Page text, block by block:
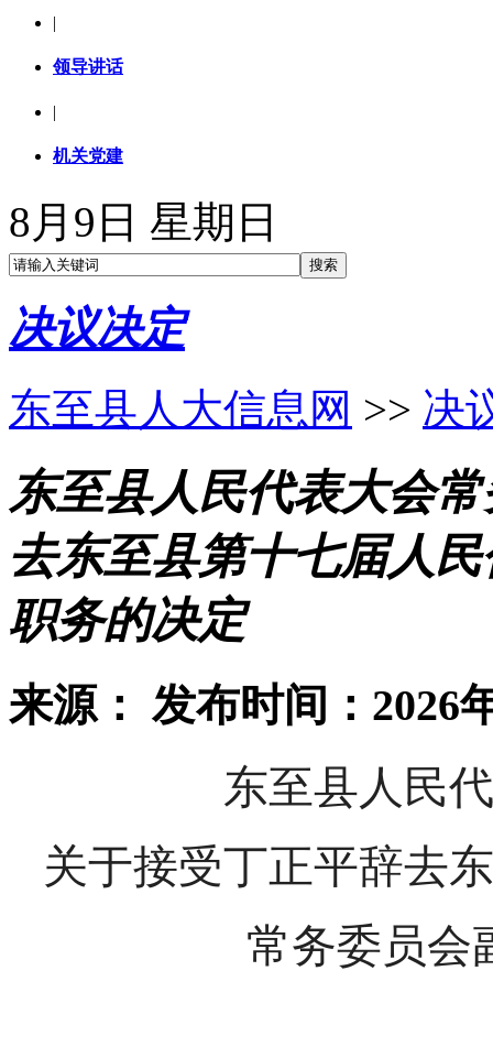
|
领导讲话
|
机关党建
8月9日 星期日
决议决定
东至县人大信息网 >> 决
东至县人民代表大会
去东至县第十七届人
职务的决定
来源： 发布时间：2026
东至县人民
关于接受丁正平辞去
常务委员会